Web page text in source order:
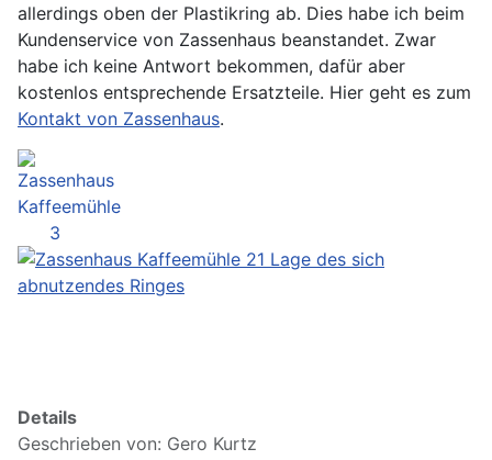
allerdings oben der Plastikring ab. Dies habe ich beim
Kundenservice von Zassenhaus beanstandet. Zwar
habe ich keine Antwort bekommen, dafür aber
kostenlos entsprechende Ersatzteile. Hier geht es zum
Kontakt von Zassenhaus.
Details
Geschrieben von: Gero Kurtz